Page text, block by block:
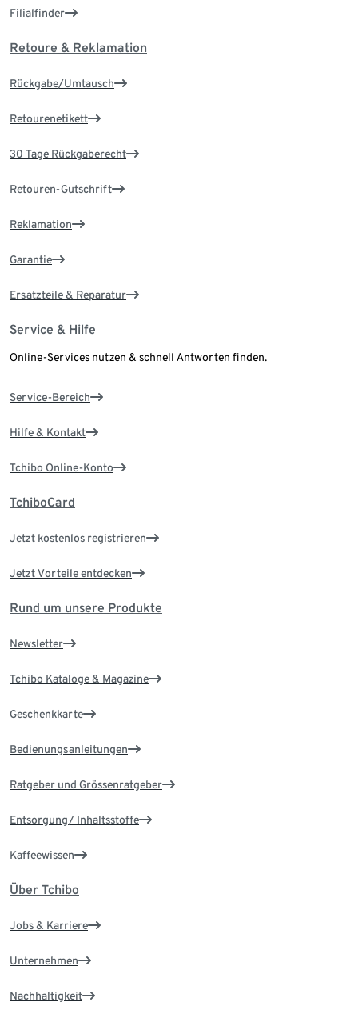
Filialfinder
Retoure & Reklamation
Rückgabe/Umtausch
Retourenetikett
30 Tage Rückgaberecht
Retouren-Gutschrift
Reklamation
Garantie
Ersatzteile & Reparatur
Service & Hilfe
Online-Services nutzen & schnell Antworten finden.
Service-Bereich
Hilfe & Kontakt
Tchibo Online-Konto
TchiboCard
Jetzt kostenlos registrieren
Jetzt Vorteile entdecken
Rund um unsere Produkte
Newsletter
Tchibo Kataloge & Magazine
Geschenkkarte
Bedienungsanleitungen
Ratgeber und Grössenratgeber
Entsorgung/ Inhaltsstoffe
Kaffeewissen
Über Tchibo
Jobs & Karriere
Unternehmen
Nachhaltigkeit